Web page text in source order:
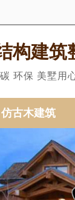
构建筑
环保 美墅用
仿古木建筑